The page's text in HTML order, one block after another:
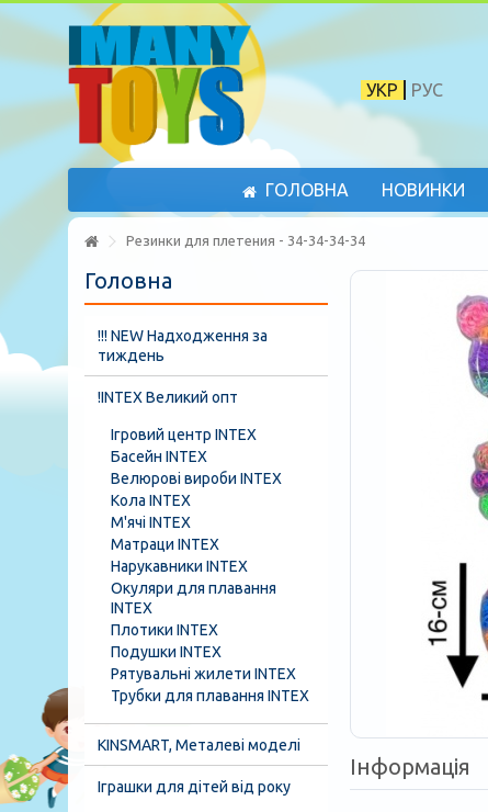
РУС
УКР
ГОЛОВНА НОВИНКИ
Резинки для плетения - 34-34-34-34
Інформація
Головна
!!! NEW Надходження за
тиждень
!INTEX Великий опт
Ігровий центр INTEX
Басейн INTEX
Велюрові вироби INTEX
Кола INTEX
М'ячі INTEX
Матраци INTEX
Нарукавники INTEX
Окуляри для плавання
INTEX
Плотики INTEX
Подушки INTEX
Рятувальні жилети INTEX
Трубки для плавання INTEX
KINSMART, Металеві моделі
Іграшки для дітей від року